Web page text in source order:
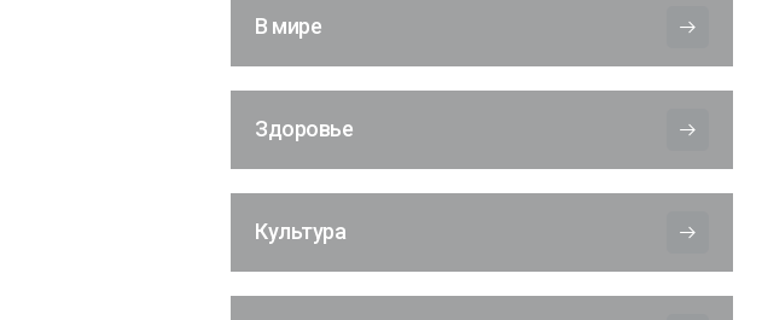
В мире
Здоровье
Культура